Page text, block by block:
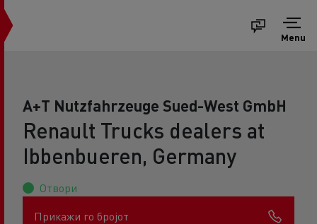
Menu
A+T Nutzfahrzeuge Sued-West GmbH
Renault Trucks dealers at
Ibbenbueren, Germany
Отвори
Прикажи го бројот